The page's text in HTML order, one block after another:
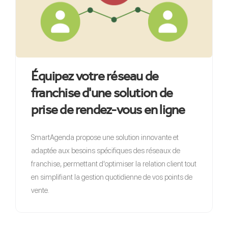
Équipez votre réseau de
franchise d'une solution de
prise de rendez-vous en ligne
SmartAgenda propose une solution innovante et
adaptée aux besoins spécifiques des réseaux de
franchise, permettant d'optimiser la relation client tout
en simplifiant la gestion quotidienne de vos points de
vente.